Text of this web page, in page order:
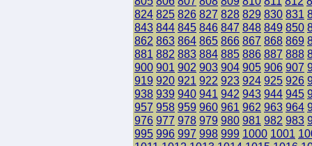
824 825 826 827 828 829 830 831
843 844 845 846 847 848 849 850
862 863 864 865 866 867 868 869
881 882 883 884 885 886 887 888
900 901 902 903 904 905 906 907
919 920 921 922 923 924 925 926
938 939 940 941 942 943 944 945
957 958 959 960 961 962 963 964
976 977 978 979 980 981 982 983
995 996 997 998 999 1000 1001